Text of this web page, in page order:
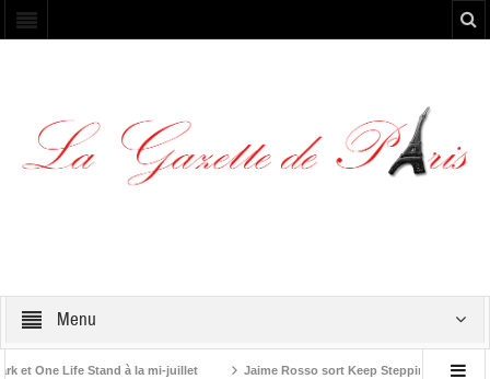
Menu
et One Life Stand à la mi-juillet Jaime Rosso sort Keep Stepping, son nouvel